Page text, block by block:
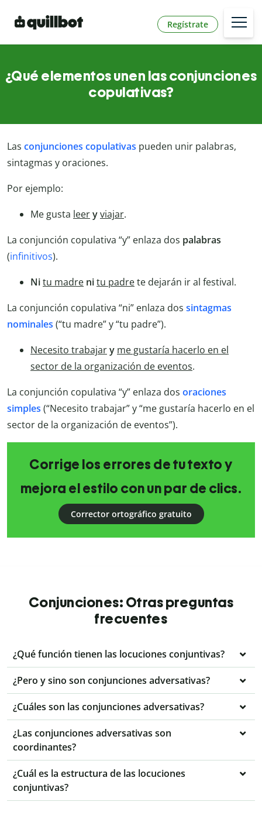
Regístrate
¿Qué elementos unen las conjunciones
copulativas?
Las conjunciones copulativas pueden unir palabras,
sintagmas y oraciones.
Por ejemplo:
Me gusta leeryviajar.
La conjunción copulativa “y” enlaza dos palabras
(infinitivos).
Nitu madre nitu padrete dejarán ir al festival.
La conjunción copulativa “ni” enlaza dos sintagmas
nominales (“tu madre” y “tu padre”).
Necesito trabajary me gustaría hacerlo en el
sector de la organización de eventos.
La conjunción copulativa “y” enlaza dos oraciones
simples (“Necesito trabajar” y “me gustaría hacerlo en el
sector de la organización de eventos”).
Corrige los errores de tu texto y
mejora el estilo con un par de clics.
Corrector ortográfico gratuito
Conjunciones: Otras preguntas
frecuentes
¿Qué función tienen las locuciones conjuntivas?
¿Pero y sino son conjunciones adversativas?
¿Cuáles son las conjunciones adversativas?
¿Las conjunciones adversativas son
coordinantes?
¿Cuál es la estructura de las locuciones
conjuntivas?